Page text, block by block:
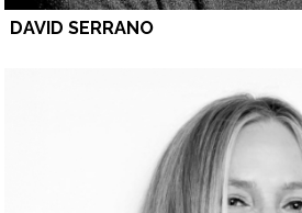
DAVID SERRANO